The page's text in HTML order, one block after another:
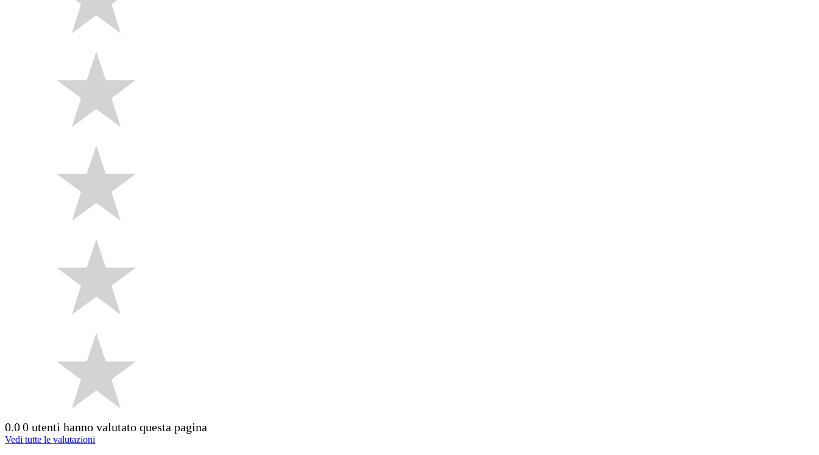
0.00 utenti hanno valutato questa pagina
Vedi tutte le valutazioni